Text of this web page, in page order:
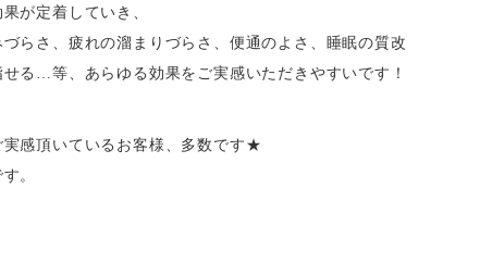
が定着していき、
らさ、疲れの溜まりづらさ、便通のよさ、睡眠の質改
る…等、あらゆる効果をご実感いただきやすいです！
感頂いているお客様、多数です★
。